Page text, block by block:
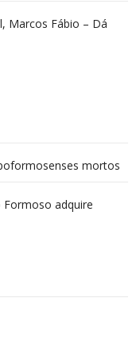
Marcos Fábio – Dá
mortos
desabamentos são
Formoso adquire